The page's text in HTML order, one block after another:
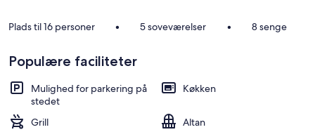
Plads til 16 personer • 5 soveværelser • 8 senge
Populære faciliteter
Mulighed for parkering på
stedet
Køkken
Grill
Altan